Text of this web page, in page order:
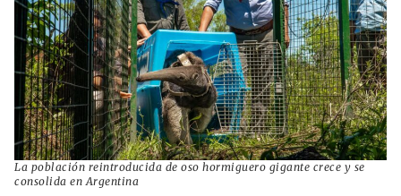
La población reintroducida de oso hormiguero gigante crece y se
consolida en Argentina